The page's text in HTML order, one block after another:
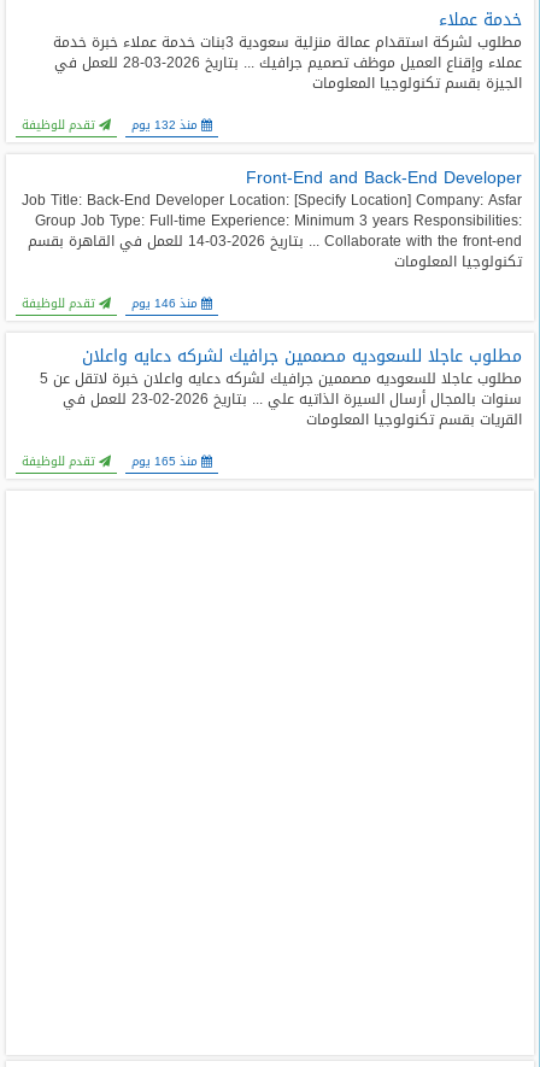
خدمة عملاء
مطلوب لشركة استقدام عمالة منزلية سعودية 3بنات خدمة عملاء خبرة خدمة
عملاء وإقناع العميل موظف تصميم جرافيك ... بتاريخ 2026-03-28 للعمل في
الجيزة بقسم تكنولوجيا المعلومات
منذ 132 يوم تقدم للوظيفة
Front-End and Back-End Developer
Job Title: Back-End Developer Location: [Specify Location] Company: Asfar
Group Job Type: Full-time Experience: Minimum 3 years Responsibilities:
Collaborate with the front-end ... بتاريخ 2026-03-14 للعمل في القاهرة بقسم
تكنولوجيا المعلومات
منذ 146 يوم تقدم للوظيفة
مطلوب عاجلا للسعوديه مصممين جرافيك لشركه دعايه واعلان
مطلوب عاجلا للسعوديه مصممين جرافيك لشركه دعايه واعلان خبرة لاتقل عن 5
سنوات بالمجال أرسال السيرة الذاتيه علي ... بتاريخ 2026-02-23 للعمل في
القريات بقسم تكنولوجيا المعلومات
منذ 165 يوم تقدم للوظيفة